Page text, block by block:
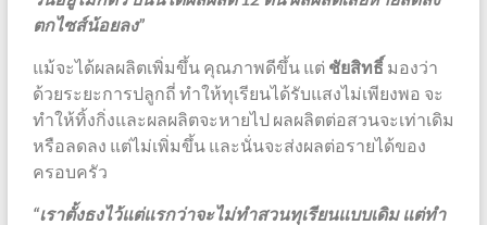
ตกไซส์น้อยลง”
แม้จะได้ผลผลิตเพิ่มขึ้น คุณภาพดีขึ้น แต่ ชัยสิทธิ์มองว่า
ด้วยระยะการปลูกถี่ ทำให้ทุเรียนได้รับแสงไม่เพียงพอ จะ
ทำให้ทิ้งกิ่งและผลผลิตจะหายไป ผลผลิตต่อสวนจะเท่าเดิม
หรือลดลง แต่ไม่เพิ่มขึ้น และนั่นจะส่งผลต่อรายได้ของ
ครอบครัว
“เราตั้งธงไว้แต่แรกว่าจะไม่ทำสวนทุเรียนแบบเดิม แต่ทำ